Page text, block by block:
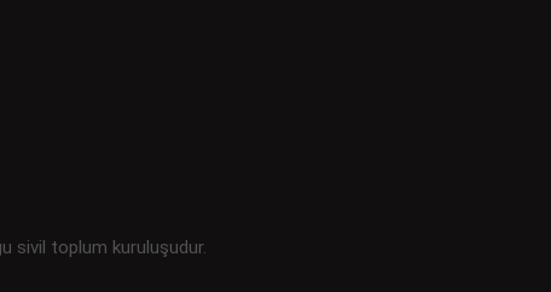
sivil toplum kuruluşudur.